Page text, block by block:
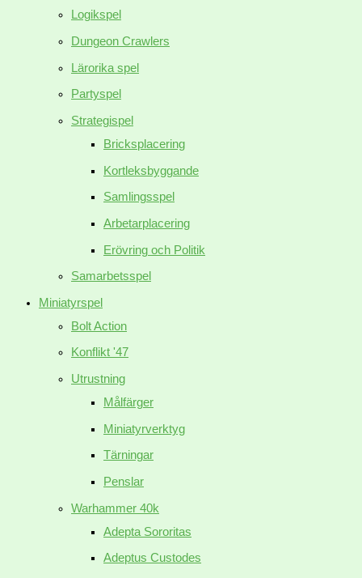
Logikspel
Dungeon Crawlers
Lärorika spel
Partyspel
Strategispel
Bricksplacering
Kortleksbyggande
Samlingsspel
Arbetarplacering
Erövring och Politik
Samarbetsspel
Miniatyrspel
Bolt Action
Konflikt '47
Utrustning
Målfärger
Miniatyrverktyg
Tärningar
Penslar
Warhammer 40k
Adepta Sororitas
Adeptus Custodes